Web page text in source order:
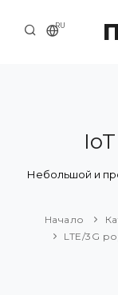
RU
О КОМПАНИИ
ПРИМЕРЫ И
КАТАЛОГ
ПРЕСС-ЦЕНТР
Небольшой и
Начало
LTE/3G